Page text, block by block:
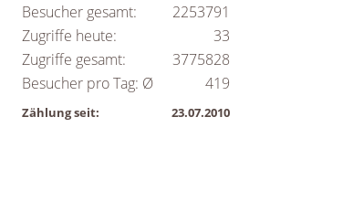
Besucher gesamt:
2253791
Zugriffe heute:
33
Zugriffe gesamt:
3775828
Besucher pro Tag: Ø
419
Zählung seit: 23.07.2010